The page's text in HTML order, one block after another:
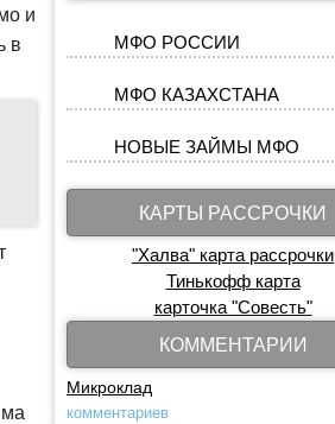
и
в
МФО РОССИИ
МФО КАЗАХСТАНА
НОВЫЕ ЗАЙМЫ МФО
КАРТЫ РАССРОЧКИ
"Халва" карта рассрочки
Тинькофф карта
карточка "Совесть"
КОММЕНТАРИИ
Микроклад
комментариев